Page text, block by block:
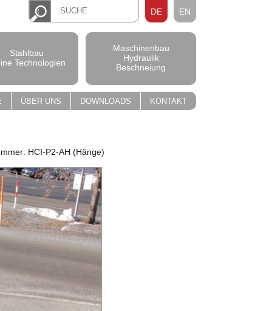
DE EN
Stahlbau
Technologien
Maschinenbau
Hydraulik
Beschneiung
ÜBER UNS DOWNLOADS KONTAKT
HCI-P2-AH (Hänge)